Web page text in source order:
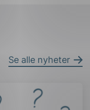
Se alle nyheter